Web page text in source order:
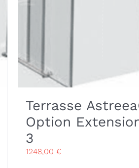
Terrasse
Option
3
1248,00€